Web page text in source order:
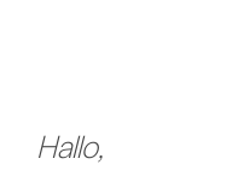
Hallo,